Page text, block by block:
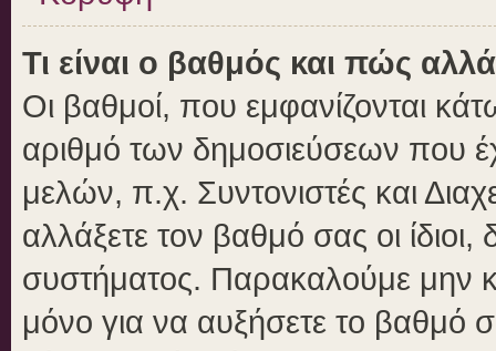
Τι είναι ο βαθμός και πώς
Οι βαθμοί, που εμφανίζονται
αριθμό των δημοσιεύσεων που
μελών, π.χ. Συντονιστές και
αλλάξετε τον βαθμό σας οι ίδιοι,
συστήματος. Παρακαλούμε μην
μόνο για να αυξήσετε το βαθμό